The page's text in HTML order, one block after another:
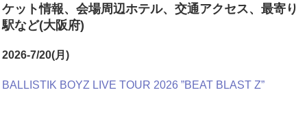
ケット情報、会場周辺ホテル、交通アクセス、最寄り
駅など(大阪府)
2026-7/20(月)
BALLISTIK BOYZ LIVE TOUR 2026 ”BEAT BLAST Z”